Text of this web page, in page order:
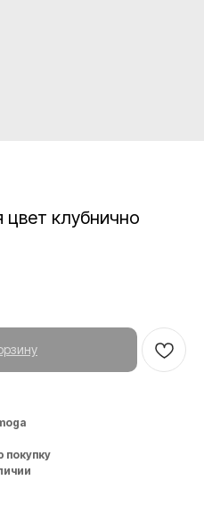
клубнично
покупку